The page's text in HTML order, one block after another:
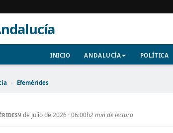
INICIO ANDALUCÍA POLÍTICA
› Efemérides
9 de Julio de 2026 · 06:00h2 min de lectura